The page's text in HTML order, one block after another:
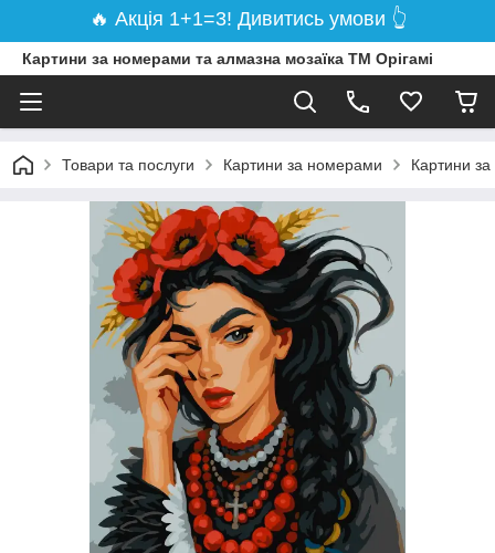
🔥 Акція 1+1=3! Дивитись умови 👆
Картини за номерами та алмазна мозаїка ТМ Орігамі
Товари та послуги Картини за номерами Картини